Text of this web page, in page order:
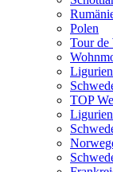
Polen
Tour de
TOP